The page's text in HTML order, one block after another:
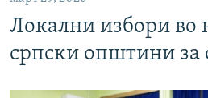
Локални избори во
српски општини за